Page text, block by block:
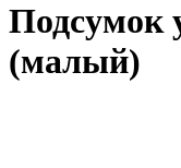
Подсумок
(малый)